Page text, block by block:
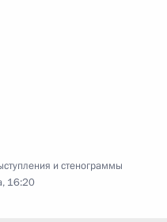
и стенограммы
16:20